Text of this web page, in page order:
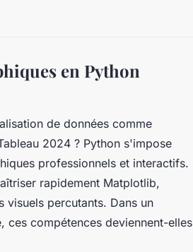
en Python
de données comme
2024 ? Python s'impose
professionnels et interactifs.
rapidement Matplotlib,
visuels percutants. Dans un
ces compétences deviennent-elles